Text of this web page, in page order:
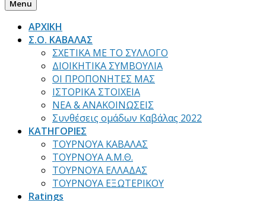
Menu
ΑΡΧΙΚΗ
Σ.Ο. ΚΑΒΑΛΑΣ
ΣΧΕΤΙΚΑ ΜΕ ΤΟ ΣΥΛΛΟΓΟ
ΔΙΟΙΚΗΤΙΚΑ ΣΥΜΒΟΥΛΙΑ
ΟΙ ΠΡΟΠΟΝΗΤΕΣ ΜΑΣ
ΙΣΤΟΡΙΚΑ ΣΤΟΙΧΕΙΑ
ΝΕΑ & ΑΝΑΚΟΙΝΩΣΕΙΣ
Συνθέσεις ομάδων Καβάλας 2022
ΚΑΤΗΓΟΡΙΕΣ
ΤΟΥΡΝΟΥΑ ΚΑΒΑΛΑΣ
ΤΟΥΡΝΟΥΑ Α.Μ.Θ.
ΤΟΥΡΝΟΥΑ ΕΛΛΑΔΑΣ
ΤΟΥΡΝΟΥΑ ΕΞΩΤΕΡΙΚΟΥ
Ratings